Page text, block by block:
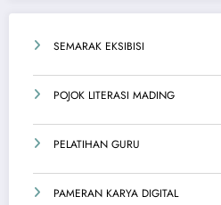
SEMARAK EKSIBISI
POJOK LITERASI MADING
PELATIHAN GURU
PAMERAN KARYA DIGITAL